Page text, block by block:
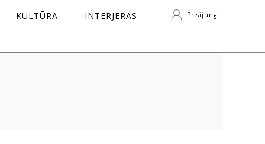
KULTŪRA
INTERJERAS
Prisijungti